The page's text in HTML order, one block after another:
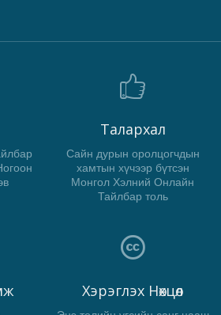
Талархал
Сайн дурын оролцогчдын
хамтын хүчээр бүтсэн
Монгол Хэлний Онлайн
Тайлбар толь
Хэрэглэх Нөхцөл